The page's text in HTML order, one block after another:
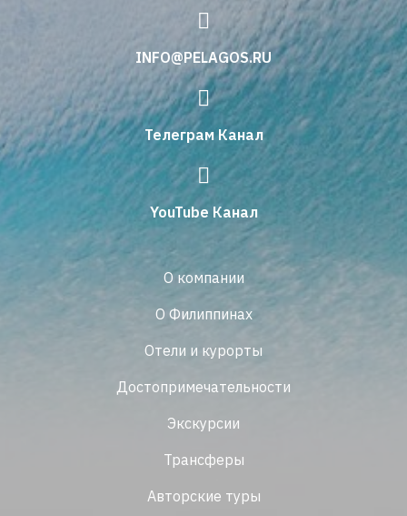
INFO@PELAGOS.RU
Телеграм Канал
YouTube Канал
О компании
О Филиппинах
Отели и курорты
Достопримечательности
Экскурсии
Трансферы
Авторские туры